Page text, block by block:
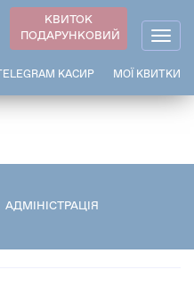
КВИТОК
ПОДАРУНКОВИЙ
МОЇ КВИТКИ
TELEGRAM КАСИР
АДМІНІСТРАЦІЯ